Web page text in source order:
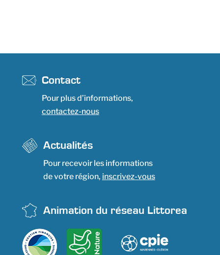
Contact
Pour plus d’informations,
contactez-nous
Actualités
Pour recevoir les informations
de votre région, inscrivez-vous
Animation du réseau Littorea